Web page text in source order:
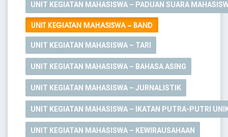
UNIT KEGIATAN MAHASISWA – PADUAN SUARA
UNIT KEGIATAN MAHASISWA – BAND
UNIT KEGIATAN MAHASISWA – TARI
UNIT KEGIATAN MAHASISWA – BAHASA ASING
UNIT KEGIATAN MAHASISWA – JURNALISTIK
UNIT KEGIATAN MAHASISWA – IKATAN PUTRA-PUTRI
UNIT KEGIATAN MAHASISWA – KEWIRAUSAHAAN